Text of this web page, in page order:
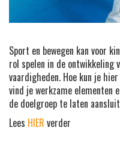
Sport en bewegen kan voor
rol spelen in de ontwikkeling
vaardigheden. Hoe kun je
vind je werkzame elementen
de doelgroep te laten
Lees HIER verder